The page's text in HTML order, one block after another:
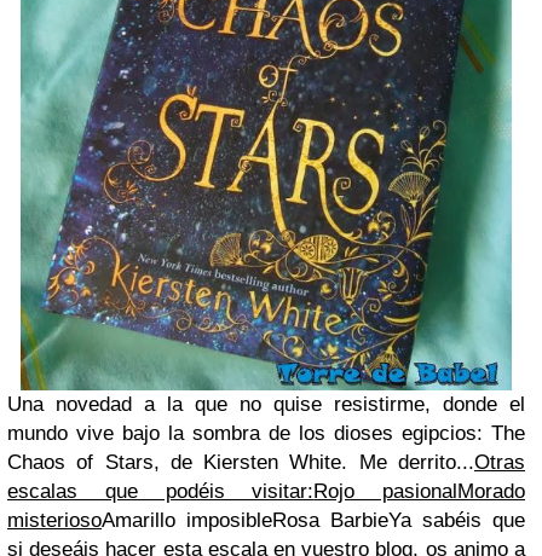
Una novedad a la que no quise resistirme, donde el
mundo vive bajo la sombra de los dioses egipcios: The
Chaos of Stars, de Kiersten White. Me derrito...Otras
escalas que podéis visitar: Rojo pasional Morado
misteriosoAmarillo imposibleRosa BarbieYa sabéis que
si deseáis hacer esta escala en vuestro blog, os animo a